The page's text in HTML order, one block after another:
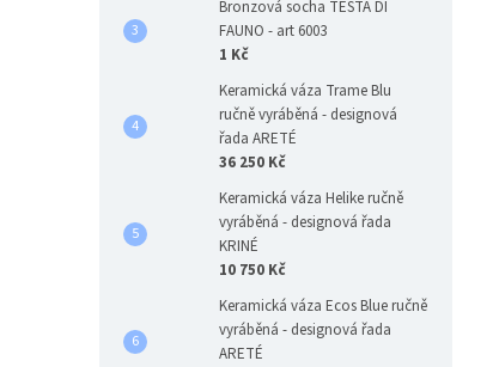
Bronzová socha TESTA DI
FAUNO - art 6003
1 Kč
Keramická váza Trame Blu
ručně vyráběná - designová
řada ARETÉ
36 250 Kč
Keramická váza Helike ručně
vyráběná - designová řada
KRINÉ
10 750 Kč
Keramická váza Ecos Blue ručně
vyráběná - designová řada
ARETÉ